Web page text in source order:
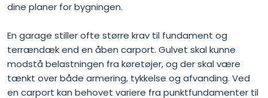
dine planer for bygningen.
En garage stiller ofte større krav til fundament og
terrændæk end en åben carport. Gulvet skal kunne
modstå belastningen fra køretøjer, og der skal være
tænkt over både armering, tykkelse og afvanding. Ved
en carport kan behovet variere fra punktfundamenter til